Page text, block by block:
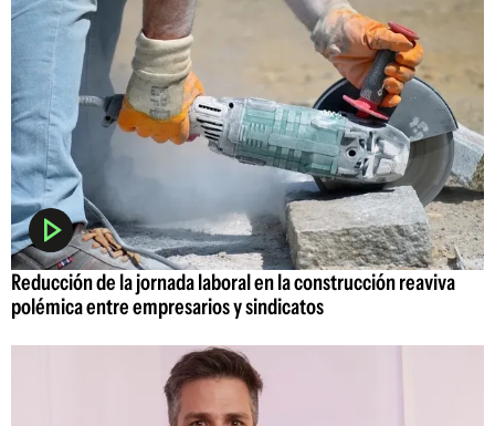
Reducción de la jornada laboral en la construcción reaviva
polémica entre empresarios y sindicatos